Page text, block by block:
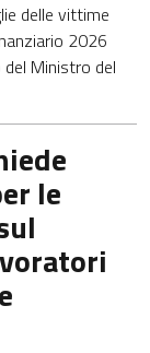
delle vittime
2026
Ministro del
le